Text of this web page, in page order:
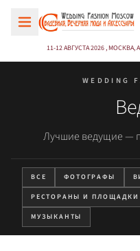
11-12 АВГУСТА 2026 , МОСКВА,
WEDDING
Лучшие ведущие —
ВСЕ ФОТОГРАФЫ
РЕСТОРАНЫ И ПЛОЩАДКИ
МУЗЫКАНТЫ